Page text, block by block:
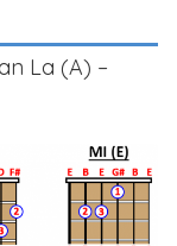
La (A) –